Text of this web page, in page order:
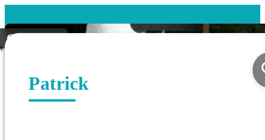
Gevonden
Patrick